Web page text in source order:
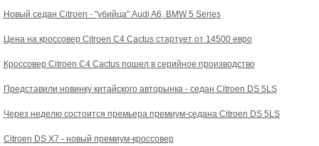
Новый седан Citroen - "убийца" Audi A6, BMW 5 Series
Цена на кроссовер Citroen C4 Cactus стартует от 14500 евро
Кроссовер Citroen C4 Cactus пошел в серийное производство
Представили новинку китайского авторынка - седан Citroen DS 5LS
Через неделю состоится премьера премиум-седана Citroen DS 5LS
Citroen DS X7 - новый премиум-кроссовер